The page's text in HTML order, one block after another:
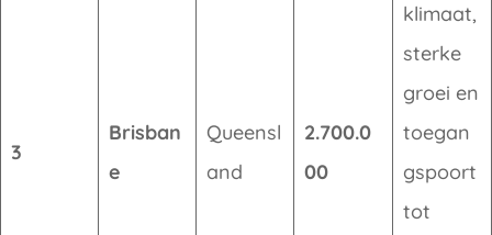
3
Brisban
e
Queensl
and
2.700.0
00
klimaat,
sterke
groei en
toegan
gspoort
tot